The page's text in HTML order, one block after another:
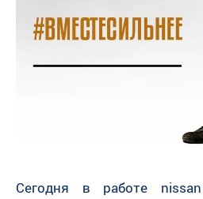
Сегодня в работе